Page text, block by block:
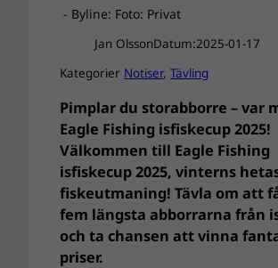
- Byline: Foto: Privat
Jan OlssonDatum:2025-01-17
Kategorier Notiser, Tävling
Pimplar du storabborre – var
Eagle Fishing isfiskecup 2025!
Välkommen till Eagle Fishing
isfiskecup 2025, vinterns
fiskeutmaning! Tävla om att
fem längsta abborrarna från
och ta chansen att vinna
priser.